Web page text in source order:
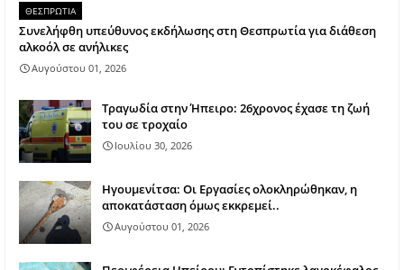
ΘΕΣΠΡΩΤΙΑ
Συνελήφθη υπεύθυνος εκδήλωσης στη Θεσπρωτία για διάθεση
αλκοόλ σε ανήλικες
Αυγούστου 01, 2026
Τραγωδία στην Ήπειρο: 26χρονος έχασε τη ζωή
του σε τροχαίο
Ιουλίου 30, 2026
Ηγουμενίτσα: Οι Εργασίες ολοκληρώθηκαν, η
αποκατάσταση όμως εκκρεμεί..
Αυγούστου 01, 2026